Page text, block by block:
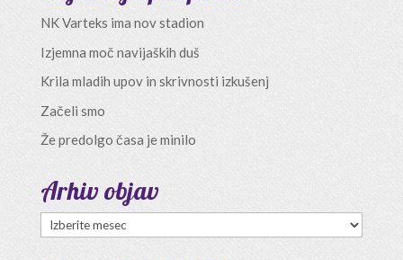
NK Varteks ima nov stadion
Izjemna moč navijaških duš
Krila mladih upov in skrivnosti izkušenj
Začeli smo
Že predolgo časa je minilo
Arhiv objav
Arhiv